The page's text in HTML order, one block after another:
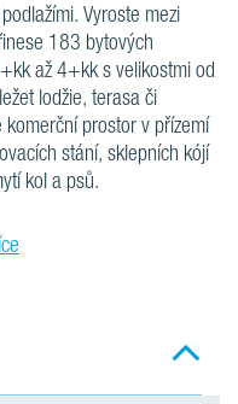
Vyroste mezi
183 bytových
až 4+kk s velikostmi od
lodžie, terasa či
prostor v přízemí
stání, sklepních kójí
kol a psů.